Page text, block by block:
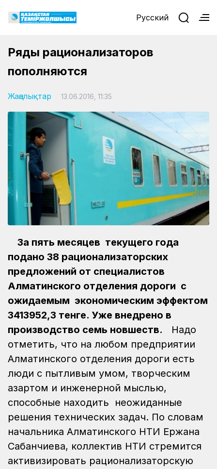
Русский
Ряды рационализаторов
пополняются
Жаңалықтар 13.06.2016, 11:35
За пять месяцев текущего года
подано 38 рационализаторских
предложений от специалистов
Алматинского отделения дороги с
ожидаемым экономическим эффектом
3413952,3 тенге. Уже внедрено в
производство семь новшеств. Надо
отметить, что на любом предприятии
Алматинского отделения дороги есть
люди с пытливым умом, творческим
азартом и инженерной мыслью,
способные находить неожиданные
решения технических задач. По словам
начальника Алматинского НТИ Ержана
Сабанчиева, коллектив НТИ стремится
активизировать рационализаторскую